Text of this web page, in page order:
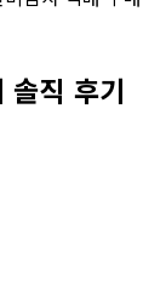
솔직 후기